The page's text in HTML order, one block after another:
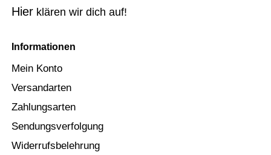
Hier klären wir dich auf!
Informationen
Mein Konto
Versandarten
Zahlungsarten
Sendungsverfolgung
Widerrufsbelehrung